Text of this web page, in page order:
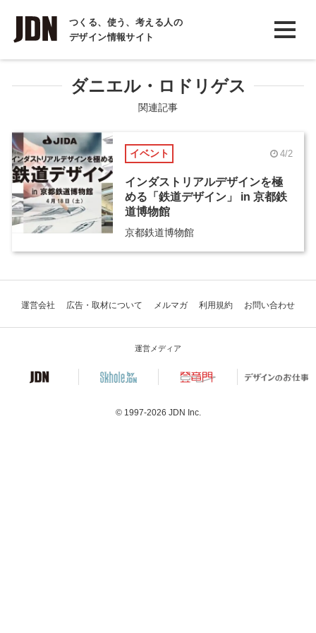
つくる、使う、考える人の
デザイン情報サイト
INTERVIEW
インタビュー
REPORT
COLUMN
コラム
ダニエル・ロドリゲス
関連記事
イベント 4/2
インダストリアルデザインを極
める「鉄道デザイン」 in 京都鉄
道博物館
京都鉄道博物館
運営会社 広告・取材について メルマガ 利用規約 お問い合わせ
運営メディア
© 1997-2026 JDN Inc.